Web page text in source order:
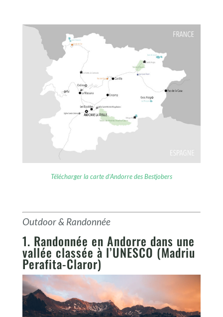
Télécharger la carte d’Andorre des Bestjobers
Outdoor & Randonnée
1. Randonnée en Andorre dans une
vallée classée à l’UNESCO (Madriu
Perafita-Claror)